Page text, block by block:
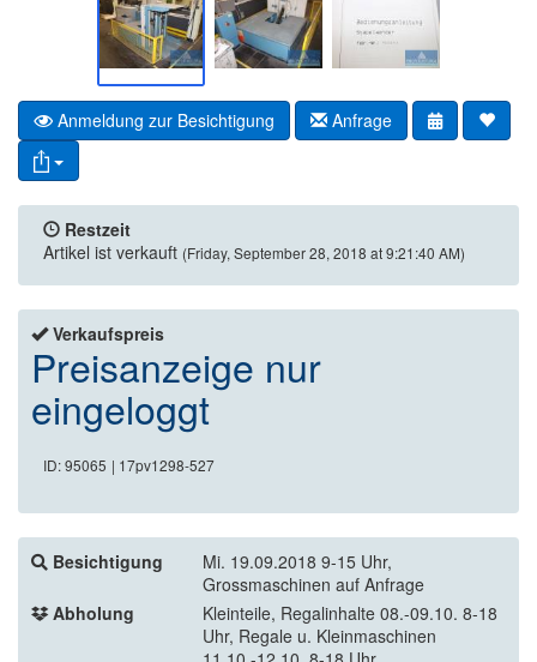
Anmeldung zur Besichtigung Anfrage
Restzeit
Artikel ist verkauft (Friday, September 28, 2018 at 9:21:40 AM)
Verkaufspreis
Preisanzeige nur
eingeloggt
ID: 95065 | 17pv1298-527
Besichtigung
Mi. 19.09.2018 9-15 Uhr,
Grossmaschinen auf Anfrage
Abholung
Kleinteile, Regalinhalte 08.-09.10. 8-18
Uhr, Regale u. Kleinmaschinen